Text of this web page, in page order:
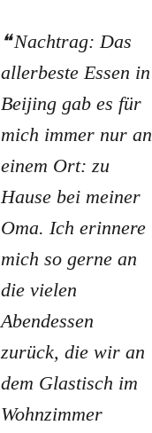
Nachtrag: Das
allerbeste Essen in
Beijing gab es für
mich immer nur an
einem Ort: zu
Hause bei meiner
Oma. Ich erinnere
mich so gerne an
die vielen
Abendessen
zurück, die wir an
dem Glastisch im
Wohnzimmer